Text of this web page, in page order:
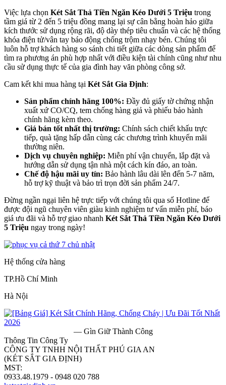
Việc lựa chọn Két Sắt Thả Tiền Ngăn Kéo Dưới 5 Triệu trong
tầm giá từ 2 đến 5 triệu đồng mang lại sự cân bằng hoàn hảo giữa
kích thước sử dụng rộng rãi, độ dày thép tiêu chuẩn và các hệ thống
khóa điện tử/vân tay báo động chống trộm nhạy bén. Chúng tôi
luôn hỗ trợ khách hàng so sánh chi tiết giữa các dòng sản phẩm để
tìm ra phương án phù hợp nhất với điều kiện tài chính cũng như nhu
cầu sử dụng thực tế của gia đình hay văn phòng công sở.
Cam kết khi mua hàng tại Két Sắt Gia Định:
Sản phẩm chính hãng 100%: Đầy đủ giấy tờ chứng nhận
xuất xứ CO/CQ, tem chống hàng giả và phiếu bảo hành
chính hãng kèm theo.
Giá bán tốt nhất thị trường: Chính sách chiết khấu trực
tiếp, quà tặng hấp dẫn cùng các chương trình khuyến mãi
thường niên.
Dịch vụ chuyên nghiệp: Miễn phí vận chuyển, lắp đặt và
hướng dẫn sử dụng tận nhà một cách kín đáo, an toàn.
Chế độ hậu mãi uy tín: Bảo hành lâu dài lên đến 5-7 năm,
hỗ trợ kỹ thuật và bảo trì trọn đời sản phẩm 24/7.
Đừng ngần ngại liên hệ trực tiếp với chúng tôi qua số Hotline để
được đội ngũ chuyên viên giàu kinh nghiệm tư vấn miễn phí, báo
giá ưu đãi và hỗ trợ giao nhanh Két Sắt Thả Tiền Ngăn Kéo Dưới
5 Triệu ngay trong ngày!
Hệ thống cửa hàng
TP.Hồ Chí Minh
Hà Nội
— Gìn Giữ Thành Công
Thông Tin Công Ty
CÔNG TY TNHH NỘI THẤT PHÚ GIA AN
(KÉT SẮT GIA ĐỊNH)
MST:
0933.48.1979 - 0948 020 788